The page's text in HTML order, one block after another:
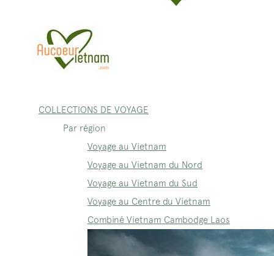
COLLECTIONS DE VOYAGE
Par région
Voyage au Vietnam
Voyage au Vietnam du Nord
Voyage au Vietnam du Sud
Voyage au Centre du Vietnam
Combiné Vietnam Cambodge Laos